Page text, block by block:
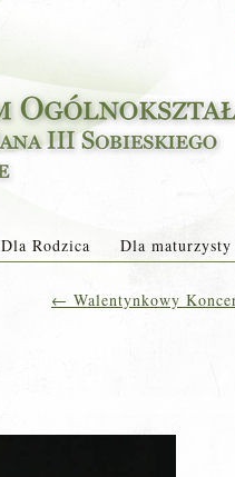
Dla Rodzica Dla maturzysty
← Walentynkowy